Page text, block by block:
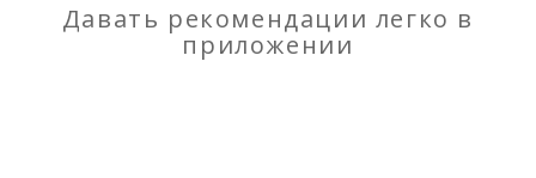
Давать рекомендации легко в
приложении